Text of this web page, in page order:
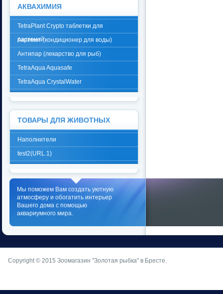
АКВАХИМИЯ
TetraPlant Crypto таблетки для
растений
Акримет (кондиционер для воды)
Антипар (лекарство для рыб)
TetraAqua Aquasafe
TetraAqua CrystalWater
ТОВАРЫ ДЛЯ ЖИВОТНЫХ
Наполнители
test2(URL.1)
Мы поможем Вам создать уютную
атмосферу и обогатить интерьер
Вашего дома с помощью
аквариумного мира.
Copyright © 2015 Зоомагазин "Золотая рыбка" в Бресте.